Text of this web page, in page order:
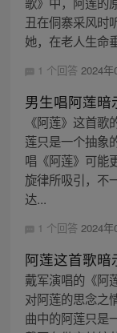
丑在侗寨采风时
她，在老人生命
1 个回答 2024
男生唱阿莲暗
《阿莲》这首
莲只是一个抽象
唱《阿莲》可能
旋律所吸引，不
达...
1 个回答 2024
阿莲这首歌暗
戴军演唱的《阿
对阿莲的思念之
曲中的阿莲只是